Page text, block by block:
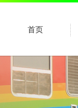
首页